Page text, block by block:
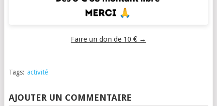
Faire un don de 10 € →
Tags: activité
AJOUTER UN COMMENTAIRE